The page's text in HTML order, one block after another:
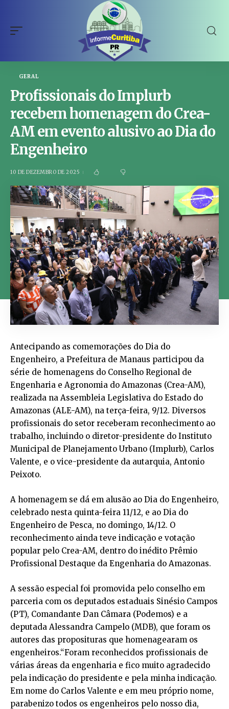
GERAL
Profissionais do Implurb
recebem homenagem do Crea-
AM em evento alusivo ao Dia do
Engenheiro
10 DE DEZEMBRO DE 2025
Antecipando as comemorações do Dia do
Engenheiro, a Prefeitura de Manaus participou da
série de homenagens do Conselho Regional de
Engenharia e Agronomia do Amazonas (Crea-AM),
realizada na Assembleia Legislativa do Estado do
Amazonas (ALE-AM), na terça-feira, 9/12. Diversos
profissionais do setor receberam reconhecimento ao
trabalho, incluindo o diretor-presidente do Instituto
Municipal de Planejamento Urbano (Implurb), Carlos
Valente, e o vice-presidente da autarquia, Antonio
Peixoto.
A homenagem se dá em alusão ao Dia do Engenheiro,
celebrado nesta quinta-feira 11/12, e ao Dia do
Engenheiro de Pesca, no domingo, 14/12. O
reconhecimento ainda teve indicação e votação
popular pelo Crea-AM, dentro do inédito Prêmio
Profissional Destaque da Engenharia do Amazonas.
A sessão especial foi promovida pelo conselho em
parceria com os deputados estaduais Sinésio Campos
(PT), Comandante Dan Câmara (Podemos) e a
deputada Alessandra Campelo (MDB), que foram os
autores das proposituras que homenagearam os
engenheiros.“Foram reconhecidos profissionais de
várias áreas da engenharia e fico muito agradecido
pela indicação do presidente e pela minha indicação.
Em nome do Carlos Valente e em meu próprio nome,
parabenizo todos os engenheiros pelo nosso dia,